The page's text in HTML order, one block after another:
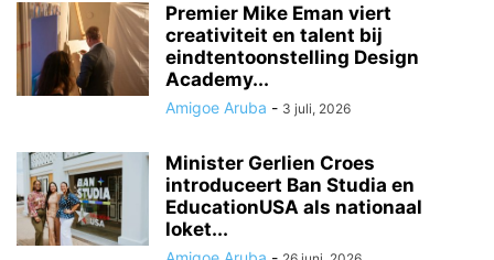
Premier Mike Eman viert
creativiteit en talent bij
eindtentoonstelling Design
Academy...
Amigoe Aruba - 3 juli, 2026
Minister Gerlien Croes
introduceert Ban Studia en
EducationUSA als nationaal
loket...